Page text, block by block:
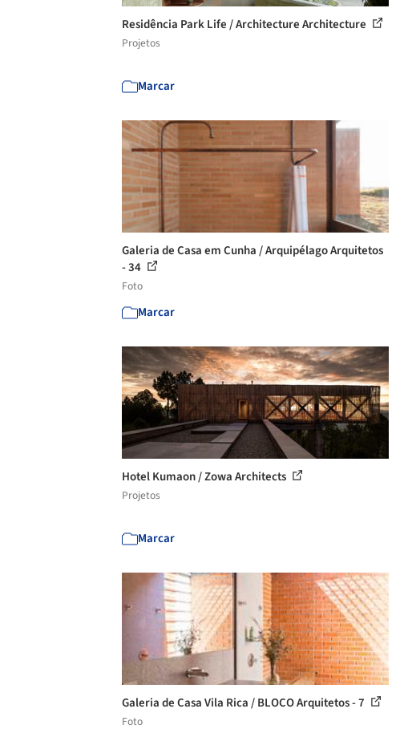
Residência Park Life / Architecture Architecture
Projetos
Marcar
Galeria de Casa em Cunha / Arquipélago Arquitetos
- 34
Foto
Marcar
Hotel Kumaon / Zowa Architects
Projetos
Marcar
Galeria de Casa Vila Rica / BLOCO Arquitetos - 7
Foto